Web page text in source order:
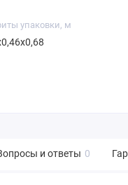
упаковки, м
и ответы 0